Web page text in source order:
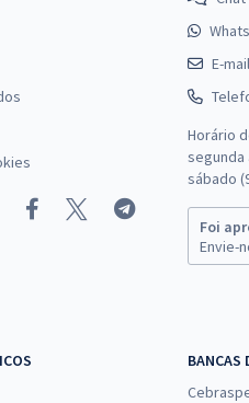
E-mail
Horário
segunda
sábado
Foi
Envie-
BANCAS